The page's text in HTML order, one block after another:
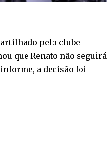
pelo clube
que Renato não seguirá
a decisão foi